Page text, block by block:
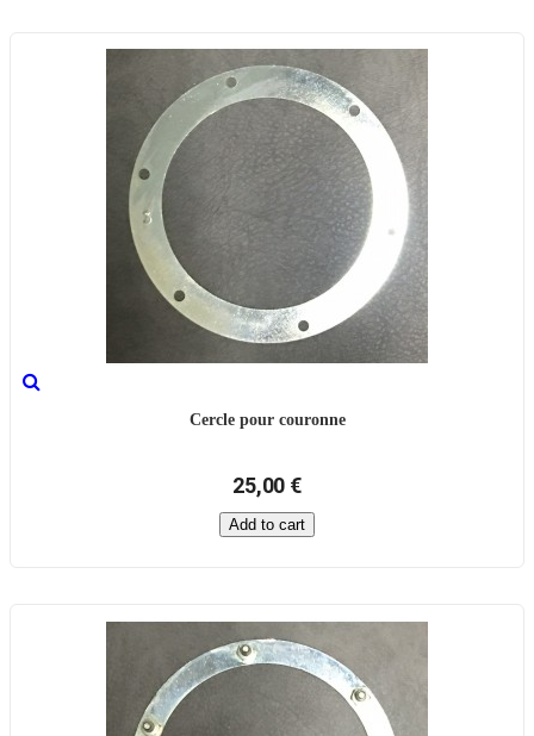
Cercle pour couronne
25,00 €
Add to cart